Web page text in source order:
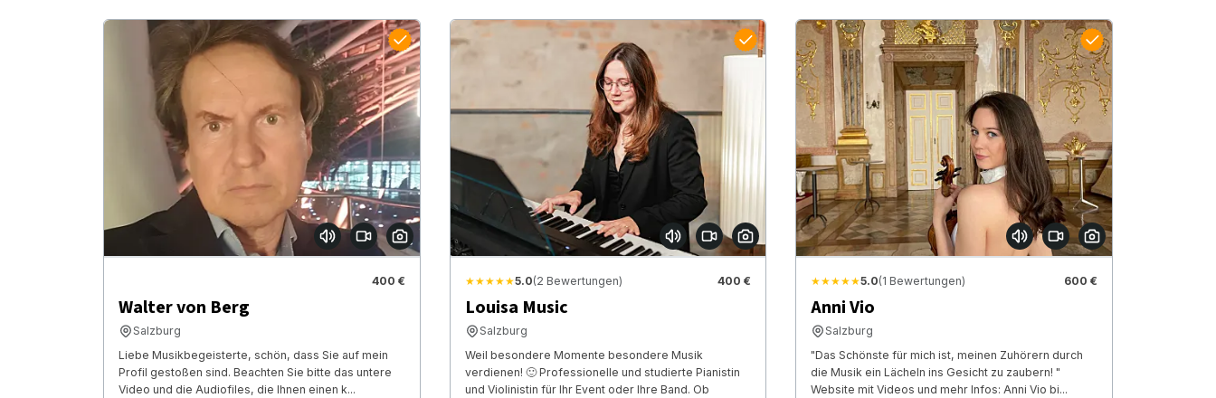
400 €
Walter von Berg
Salzburg
Liebe Musikbegeisterte, schön, dass Sie auf mein
Profil gestoßen sind. Beachten Sie bitte das untere
Video und die Audiofiles, die Ihnen einen k...
★★★★★5.0(2 Bewertungen) 400 €
Louisa Music
Salzburg
Weil besondere Momente besondere Musik
verdienen! 🙂 Professionelle und studierte Pianistin
und Violinistin für Ihr Event oder Ihre Band. Ob
★★★★★5.0(1 Bewertungen) 600 €
Anni Vio
Salzburg
"Das Schönste für mich ist, meinen Zuhörern durch
die Musik ein Lächeln ins Gesicht zu zaubern! "
Website mit Videos und mehr Infos: Anni Vio bi...